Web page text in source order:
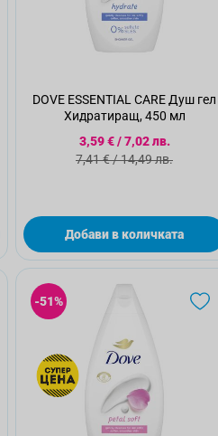
DOVE ESSENTIAL CARE Душ гел
Хидратиращ, 450 мл
Специална цена
3,59 €/7,02 лв.
Стандартна цена
7,41 €/14,49 лв.
Добави в количката
-51%